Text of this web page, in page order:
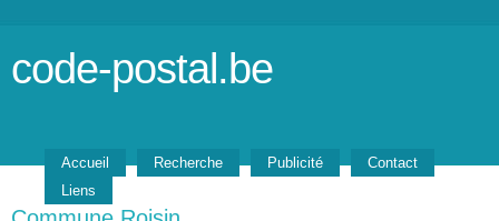
code-postal.be
Accueil Recherche Publicité
Contact
Liens